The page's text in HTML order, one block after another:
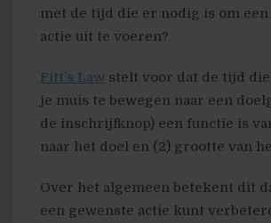
met de tijd die er nodig is om een
actie uit te voeren?
Fitt’s Law stelt voor dat de tijd
je muis te bewegen naar een
de inschrijfknop) een functie is
naar het doel en (2) grootte van
Over het algemeen betekent dit
een gewenste actie kunt